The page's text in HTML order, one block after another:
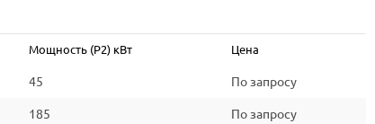
Мощность (P2) кВт Цена
45 По запросу
185 По запросу